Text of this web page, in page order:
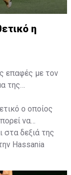
η
επαφές με τον
της
ο οποίος
να
στα δεξιά της
Hassania